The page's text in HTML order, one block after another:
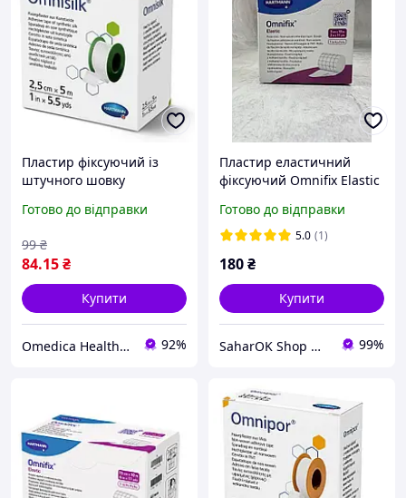
Пластир фіксуючий із
штучного шовку
х 5 м
Готово до відправки
84.15₴
99 ₴
Купити
Omedica Health & Beauty 92%
Пластир еластичний
фіксуючий Omnifix Elastic
основі
Готово до відправки
5.0 (1)
180₴
Купити
SaharOK Shop — магазин діа-товарів 99%